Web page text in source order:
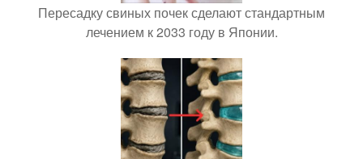
Пересадку свиных почек сделают стандартным
лечением к 2033 году в Японии.